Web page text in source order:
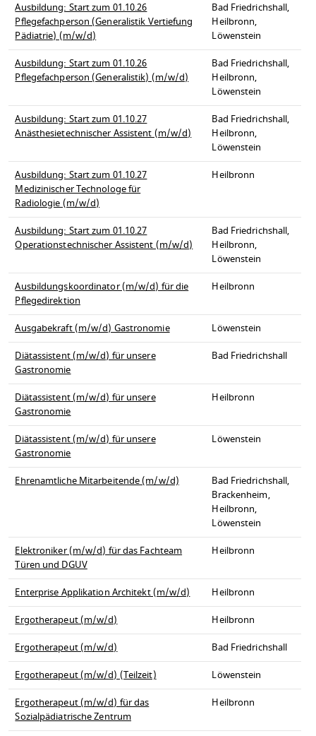
Ausbildung: Start zum 01.10.26
Pflegefachperson (Generalistik Vertiefung
Pädiatrie) (m/w/d)
Bad Friedrichshall,
Heilbronn,
Löwenstein
Ausbildung: Start zum 01.10.26
Pflegefachperson (Generalistik) (m/w/d)
Bad Friedrichshall,
Heilbronn,
Löwenstein
Ausbildung: Start zum 01.10.27
Anästhesietechnischer Assistent (m/w/d)
Bad Friedrichshall,
Heilbronn,
Löwenstein
Ausbildung: Start zum 01.10.27
Medizinischer Technologe für
Radiologie (m/w/d)
Heilbronn
Ausbildung: Start zum 01.10.27
Operationstechnischer Assistent (m/w/d)
Bad Friedrichshall,
Heilbronn,
Löwenstein
Ausbildungskoordinator (m/w/d) für die
Pflegedirektion
Heilbronn
Ausgabekraft (m/w/d) Gastronomie
Löwenstein
Diätassistent (m/w/d) für unsere
Gastronomie
Bad Friedrichshall
Diätassistent (m/w/d) für unsere
Gastronomie
Heilbronn
Diätassistent (m/w/d) für unsere
Gastronomie
Löwenstein
Ehrenamtliche Mitarbeitende (m/w/d)
Bad Friedrichshall,
Brackenheim,
Heilbronn,
Löwenstein
Elektroniker (m/w/d) für das Fachteam
Türen und DGUV
Heilbronn
Enterprise Applikation Architekt (m/w/d)
Heilbronn
Ergotherapeut (m/w/d)
Heilbronn
Ergotherapeut (m/w/d)
Bad Friedrichshall
Ergotherapeut (m/w/d) (Teilzeit)
Löwenstein
Ergotherapeut (m/w/d) für das
Sozialpädiatrische Zentrum
Heilbronn